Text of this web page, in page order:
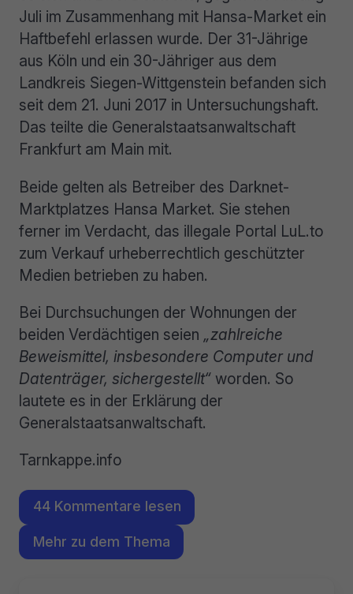
Juli im Zusammenhang mit Hansa-Market ein
Haftbefehl erlassen wurde. Der 31-Jährige
aus Köln und ein 30-Jähriger aus dem
Landkreis Siegen-Wittgenstein befanden sich
seit dem 21. Juni 2017 in Untersuchungshaft.
Das teilte die Generalstaatsanwaltschaft
Frankfurt am Main mit.
Beide gelten als Betreiber des Darknet-
Marktplatzes Hansa Market. Sie stehen
ferner im Verdacht, das illegale Portal LuL.to
zum Verkauf urheberrechtlich geschützter
Medien betrieben zu haben.
Bei Durchsuchungen der Wohnungen der
beiden Verdächtigen seien „zahlreiche
Beweismittel, insbesondere Computer und
Datenträger, sichergestellt“ worden. So
lautete es in der Erklärung der
Generalstaatsanwaltschaft.
Tarnkappe.info
44 Kommentare lesen
Mehr zu dem Thema